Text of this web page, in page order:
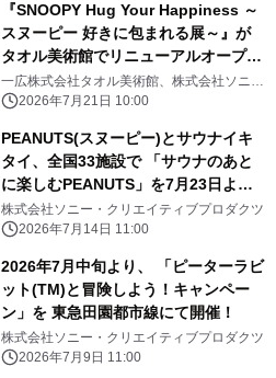
『SNOOPY Hug Your Happiness ～
スヌーピー 好きに包まれる展～』が
タオル美術館でリニューアルオープ
ン！
一広株式会社タオル美術館、株式会社ソニ
ー・クリエイティブプロダクツ
2026年7月21日 10:00
PEANUTS(スヌーピー)とサウナイキ
タイ、全国33施設で 「サウナのあと
に楽しむPEANUTS」を7月23日より
開催 限定冊子・ステッカー配布や
SNSキャンペーンも実施
株式会社ソニー・クリエイティブプロダクツ
2026年7月14日 11:00
2026年7月中旬より、 「ピーターラビ
ット(TM)と冒険しよう！キャンペー
ン」を 東急田園都市線にて開催！
株式会社ソニー・クリエイティブプロダクツ
2026年7月9日 11:00